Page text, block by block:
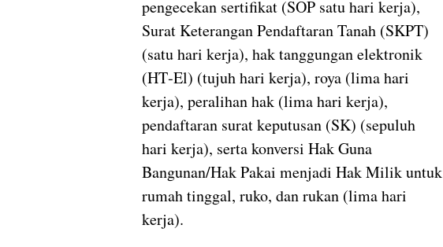
pengecekan sertifikat (SOP satu hari kerja),
Surat Keterangan Pendaftaran Tanah (SKPT)
(satu hari kerja), hak tanggungan elektronik
(HT‑El) (tujuh hari kerja), roya (lima hari
kerja), peralihan hak (lima hari kerja),
pendaftaran surat keputusan (SK) (sepuluh
hari kerja), serta konversi Hak Guna
Bangunan/Hak Pakai menjadi Hak Milik untuk
rumah tinggal, ruko, dan rukan (lima hari
kerja).